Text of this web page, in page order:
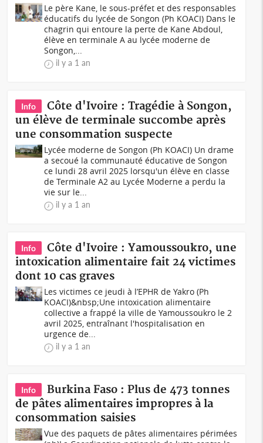
Le père Kane, le sous-préfet et des responsables
éducatifs du lycée de Songon (Ph KOACI) Dans le
chagrin qui entoure la perte de Kane Abdoul,
élève en terminale A au lycée moderne de
Songon,...
il y a 1 an
Info
Côte d'Ivoire : Tragédie à Songon,
un élève de terminale succombe après
une consommation suspecte
Lycée moderne de Songon (Ph KOACI) Un drame
a secoué la communauté éducative de Songon
ce lundi 28 avril 2025 lorsqu'un élève en classe
de Terminale A2 au Lycée Moderne a perdu la
vie sur le...
il y a 1 an
Info
Côte d'Ivoire : Yamoussoukro, une
intoxication alimentaire fait 24 victimes
dont 10 cas graves
Les victimes ce jeudi à l’EPHR de Yakro (Ph
KOACI)&nbsp;Une intoxication alimentaire
collective a frappé la ville de Yamoussoukro le 2
avril 2025, entraînant l'hospitalisation en
urgence de...
il y a 1 an
Info
Burkina Faso : Plus de 473 tonnes
de pâtes alimentaires impropres à la
consommation saisies
Vue des paquets de pâtes alimentaires périmées